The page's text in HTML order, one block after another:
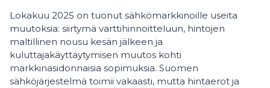
Lokakuu 2025 on tuonut sähkömarkkinoille useita
muutoksia: siirtymä varttihinnoitteluun, hintojen
maltillinen nousu kesän jälkeen ja
kuluttajakäyttäytymisen muutos kohti
markkinasidonnaisia sopimuksia. Suomen
sähköjärjestelmä toimii vakaasti, mutta hintaerot ja